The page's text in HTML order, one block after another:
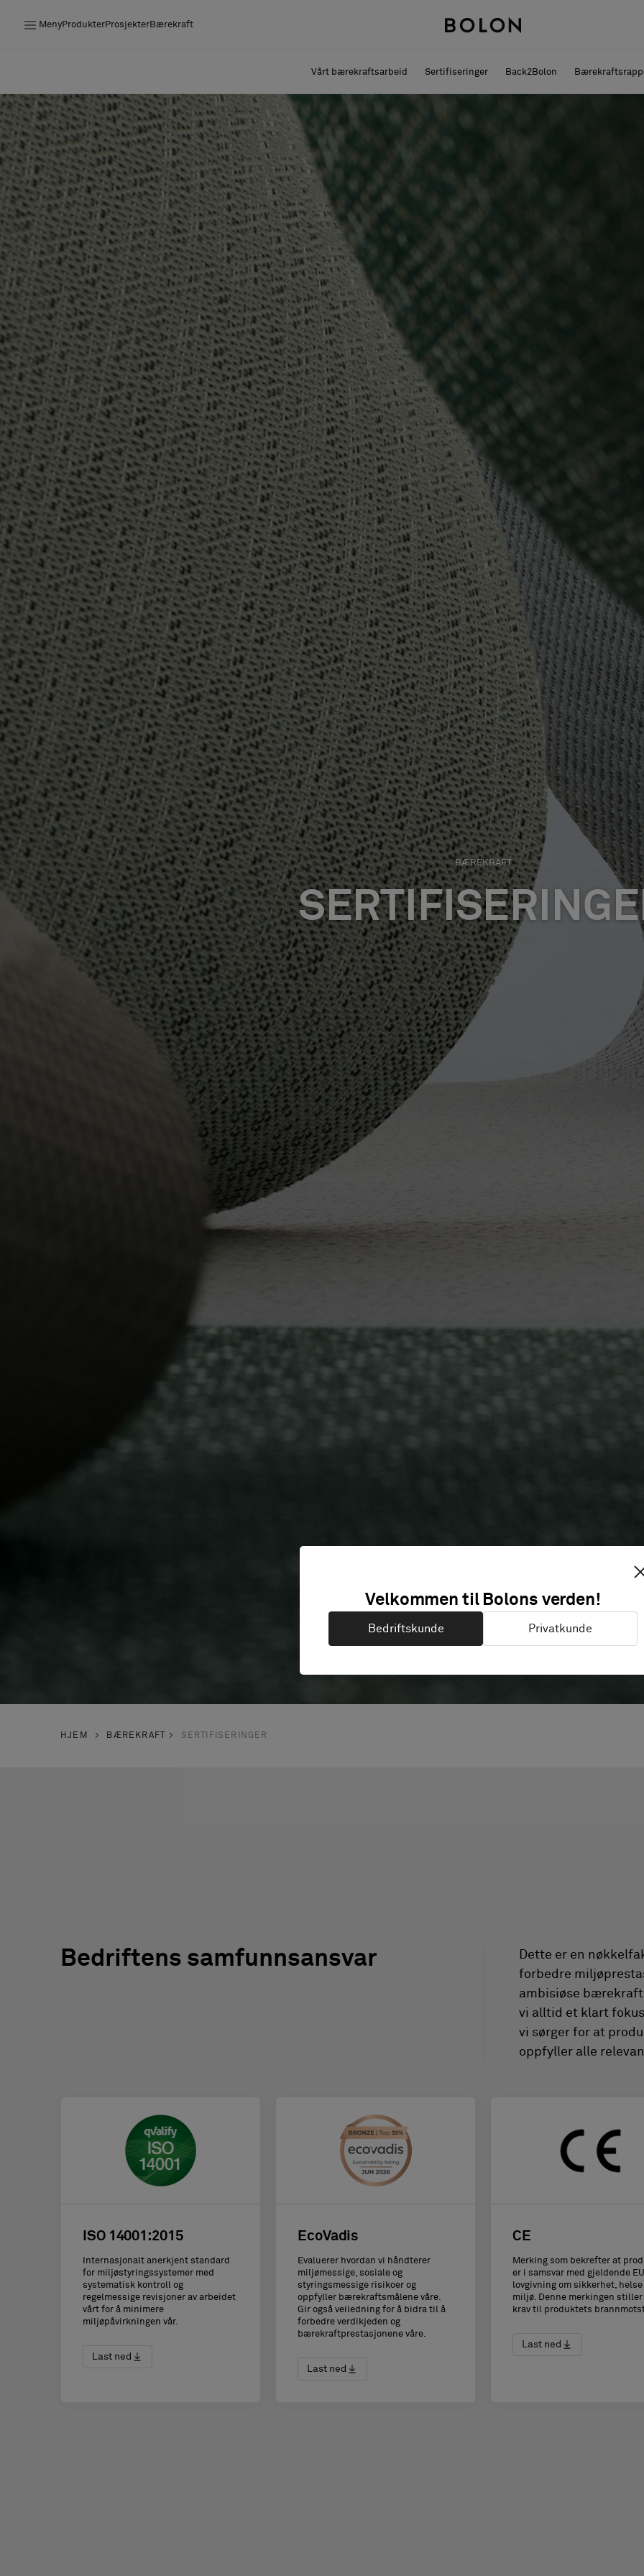
MenyProdukterProsjekterBærekraft
Prosjekter
Bærekraft
Installation
Vedlikehold
Samarbeid med designere
Stories
FAQ
Om oss
Kontakt
Pattern Tile Tool
Image & Material Bank
Velg land
Vårt bærekraftsarbeid Sertifiseringer Back2Bolon
BÆREKRAFT
HJEM BÆREKRAFT SERTIFISERINGER
Bedriftens samfunnsansvar
Dette er en
forbedre
ambisiøse
vi alltid et klart
vi sørger for at
oppfyller alle
ISO 14001:2015
Internasjonalt anerkjent standard
for miljøstyringssystemer med
systematisk kontroll og
regelmessige revisjoner av arbeidet
vårt for å minimere
miljøpåvirkningen vår.
Last ned
EcoVadis
Evaluerer hvordan vi håndterer
miljømessige, sosiale og
styringsmessige risikoer og
oppfyller bærekraftsmålene våre.
Gir også veiledning for å bidra til å
forbedre verdikjeden og
bærekraftprestasjonene våre.
Last ned
CE
Merking som bekrefter at
er i samsvar med gjeldende
lovgivning om sikkerhet, helse
miljø. Denne merkingen stiller
krav til produktets
Last ned
Velkommen til Bolons verden!
Bedriftskunde Privatkunde